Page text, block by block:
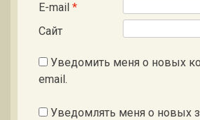
E-mail *
Сайт
Уведомить меня о новых
email.
Уведомлять меня о новых